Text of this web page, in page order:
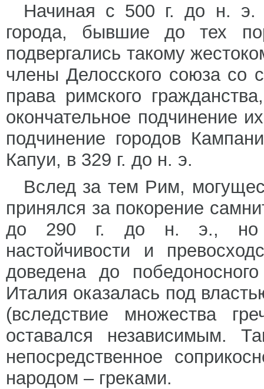
Начиная с 500 г. до н. э.
города, бывшие до тех
подвергались такому
члены Делосского союза со
права римского
окончательное подчинение
подчинение городов
Капуи, в 329 г. до н. э.
Вслед за тем Рим,
принялся за покорение
до 290 г. до н. э., но
настойчивости и
доведена до
Италия оказалась под
(вследствие множества
оставался независимым.
непосредственное
народом – греками.